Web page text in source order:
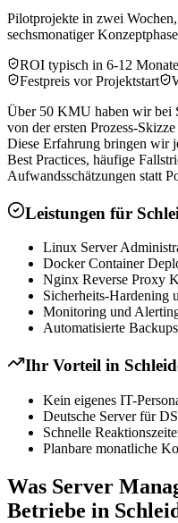
Pilotprojekte in zwei
sechsmonatiger
ROI typisch in 6-12
Festpreis vor Projektstart
Über 50 KMU haben wir bei
von der ersten Prozess-
Diese Erfahrung bringen wir
Best Practices, häufige
Aufwandsschätzungen statt
Leistungen für
Linux Server
Docker Container
Nginx Reverse Proxy
Sicherheits-Hardening
Monitoring und
Automatisierte Backups
Ihr Vorteil in
Kein eigenes IT-
Deutsche Server für
Schnelle
Planbare monatliche
Was Server
Betriebe in